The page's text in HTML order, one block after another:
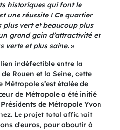
historiques qui font le
une réussite ! Ce quartier
plus vert et beaucoup plus
grand gain d’attractivité et
verte et plus saine. »
indéfectible entre la
Rouen et la Seine, cette
s’est étalée de
de Métropole a été initié
de Métropole Yvon
Le projet total affichait
d’euros, pour aboutir à